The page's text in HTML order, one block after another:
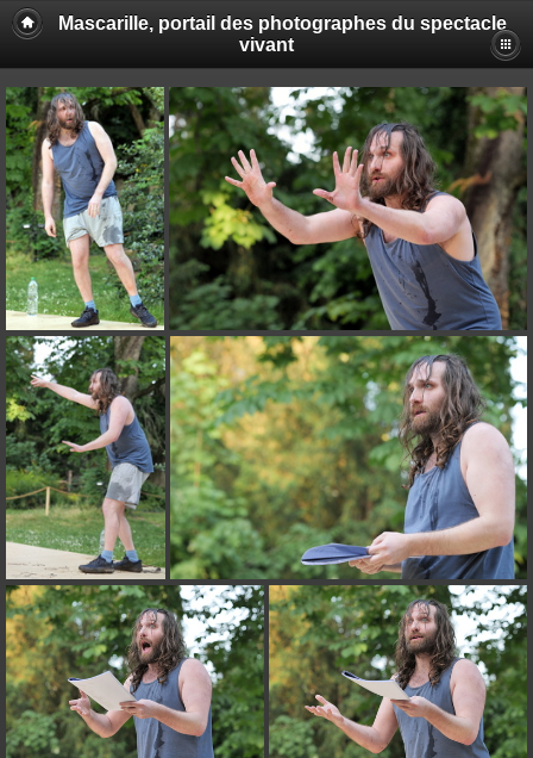
Mascarille, portail des photographes du spectacle
vivant